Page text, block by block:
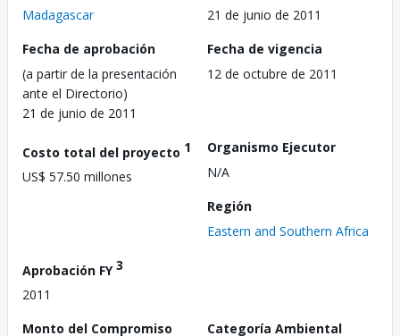
Madagascar
21 de junio de 2011
Fecha de aprobación
(a partir de la presentación
ante el Directorio)
21 de junio de 2011
Fecha de vigencia
12 de octubre de 2011
Costo total del proyecto 1
US$ 57.50 millones
Organismo Ejecutor
N/A
Región
Eastern and Southern Africa
Aprobación FY3
2011
Monto del Compromiso
Categoría Ambiental